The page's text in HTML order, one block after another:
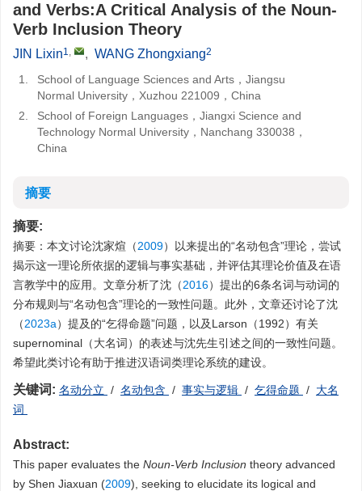
and Verbs:A Critical Analysis of the Noun-
Verb Inclusion Theory
JIN Lixin1, , WANG Zhongxiang2
1.
School of Language Sciences and Arts，Jiangsu
Normal University，Xuzhou 221009，China
2.
School of Foreign Languages，Jiangxi Science and
Technology Normal University，Nanchang 330038，
China
摘要
摘要:
摘要：本文讨论沈家煊（2009）以来提出的“名动包含”理论，尝试
揭示这一理论所依据的逻辑与事实基础，并评估其理论价值及在语
言教学中的应用。文章分析了沈（2016）提出的6条名词与动词的
分布规则与“名动包含”理论的一致性问题。此外，文章还讨论了沈
（2023a）提及的“乞得命题”问题，以及Larson（1992）有关
supernominal（大名词）的表述与沈先生引述之间的一致性问题。
希望此类讨论有助于推进汉语词类理论系统的建设。
关键词: 名动分立 / 名动包含 / 事实与逻辑 / 乞得命题 / 大名
词
Abstract:
This paper evaluates the Noun-Verb Inclusion theory advanced
by Shen Jiaxuan (2009), seeking to elucidate its logical and